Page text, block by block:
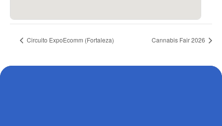
Circuito ExpoEcomm (Fortaleza) Cannabis Fair 2026